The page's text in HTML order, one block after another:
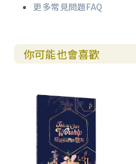
更多常見問題FAQ
你可能也會喜歡